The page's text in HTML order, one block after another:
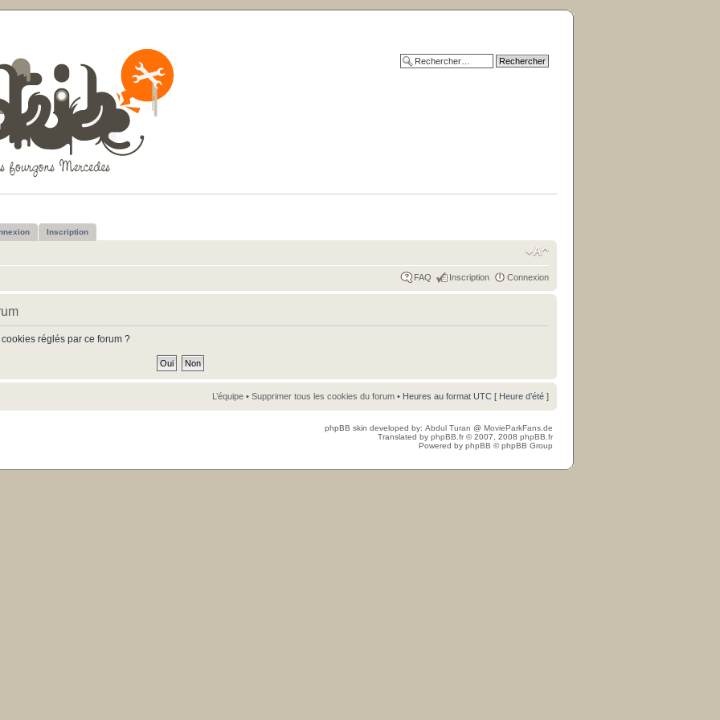
Inscription
FAQ Inscription Connexion
réglés par ce forum ?
L’équipe • Supprimer tous les cookies du forum • Heures au format UTC [ Heure d’été ]
phpBB skin developed by: Abdul Turan @ MovieParkFans.de
Translated by phpBB.fr © 2007, 2008 phpBB.fr
Powered by phpBB © phpBB Group